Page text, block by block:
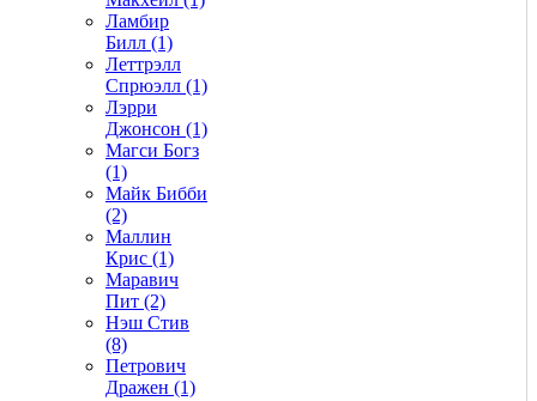
Ламбир
Билл (1)
Леттрэлл
Спрюэлл (1)
Лэрри
Джонсон (1)
Магси Богз
(1)
Майк Бибби
(2)
Маллин
Крис (1)
Маравич
Пит (2)
Нэш Стив
(8)
Петрович
Дражен (1)